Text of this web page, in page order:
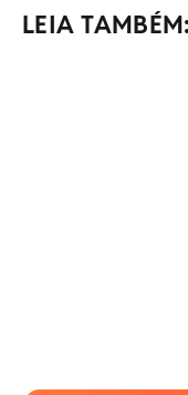
LEIA TAMBÉM: